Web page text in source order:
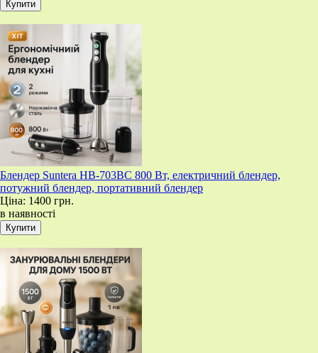
Блендер Suntera HB-703BC 800 Вт, електричний блендер,
потужний блендер, портативний блендер
Ціна: 1400 грн.
в наявності